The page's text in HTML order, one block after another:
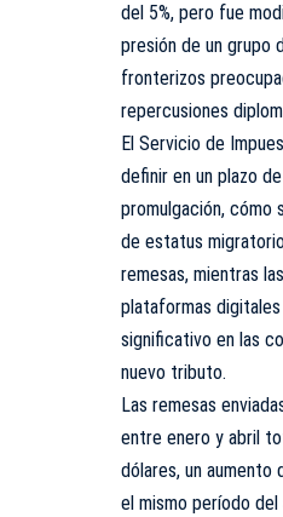
del 5%, pero fue
presión de un grupo
fronterizos
repercusiones
El Servicio de
definir en un plazo
promulgación, cómo
de estatus
remesas, mientras
plataformas
significativo en las
nuevo tributo.
Las remesas
entre enero y abril
dólares, un aumento
el mismo período